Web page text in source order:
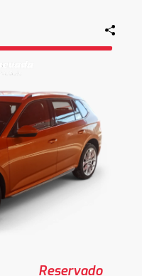
Reservado